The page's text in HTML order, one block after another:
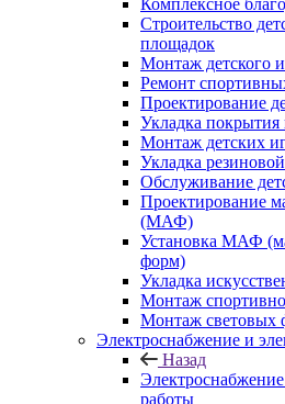
Комплексное
Строительство
площадок
Монтаж детского
Ремонт
Проектирование
Укладка
Монтаж детских
Укладка
Обслуживание
Проектирование
(МАФ)
Установка МАФ
форм)
Укладка
Монтаж
Монтаж световых
Электроснабжение и
Назад
работы